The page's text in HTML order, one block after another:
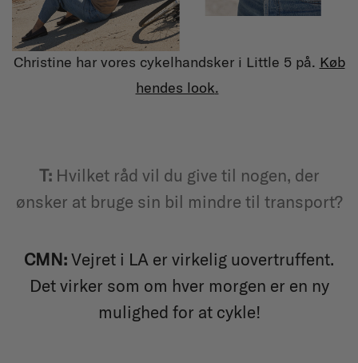
Christine har vores cykelhandsker i Little 5 på. Køb
hendes look.
T: Hvilket råd vil du give til nogen, der
ønsker at bruge sin bil mindre til transport?
CMN:Vejret i LA er virkelig uovertruffent.
Det virker som om hver morgen er en ny
mulighed for at cykle!